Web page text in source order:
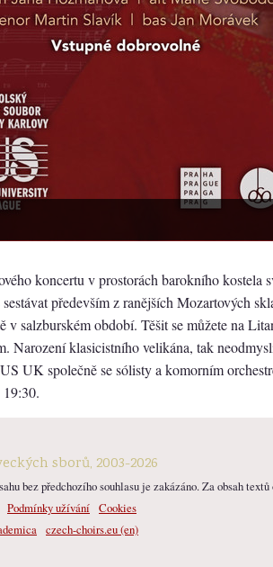
koncertu v prostorách barokního kostela
především z ranějších Mozartových
v salzburském období. Těšit se můžete na
Narození klasicistního velikána, tak
UK společně se sólisty a komorním
sborů, 2003-2026
bez předchozího souhlasu je zakázáno. Za obsah
Podmínky užívání Cookies
czech-choirs.eu (en)